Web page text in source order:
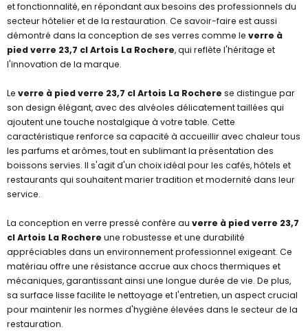
et fonctionnalité, en répondant aux besoins des professionnels du
secteur hôtelier et de la restauration. Ce savoir-faire est aussi
démontré dans la conception de ses verres comme le verre à
pied verre 23,7 cl Artois La Rochere, qui reflète l'héritage et
l'innovation de la marque.
Le verre à pied verre 23,7 cl Artois La Rochere se distingue par
son design élégant, avec des alvéoles délicatement taillées qui
ajoutent une touche nostalgique à votre table. Cette
caractéristique renforce sa capacité à accueillir avec chaleur tous
les parfums et arômes, tout en sublimant la présentation des
boissons servies. Il s'agit d'un choix idéal pour les cafés, hôtels et
restaurants qui souhaitent marier tradition et modernité dans leur
service.
La conception en verre pressé confère au verre à pied verre 23,7
cl Artois La Rochere une robustesse et une durabilité
appréciables dans un environnement professionnel exigeant. Ce
matériau offre une résistance accrue aux chocs thermiques et
mécaniques, garantissant ainsi une longue durée de vie. De plus,
sa surface lisse facilite le nettoyage et l'entretien, un aspect crucial
pour maintenir les normes d'hygiène élevées dans le secteur de la
restauration.